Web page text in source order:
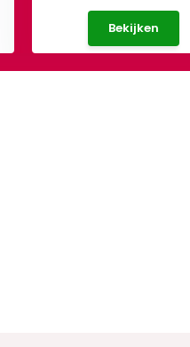
Bekijken